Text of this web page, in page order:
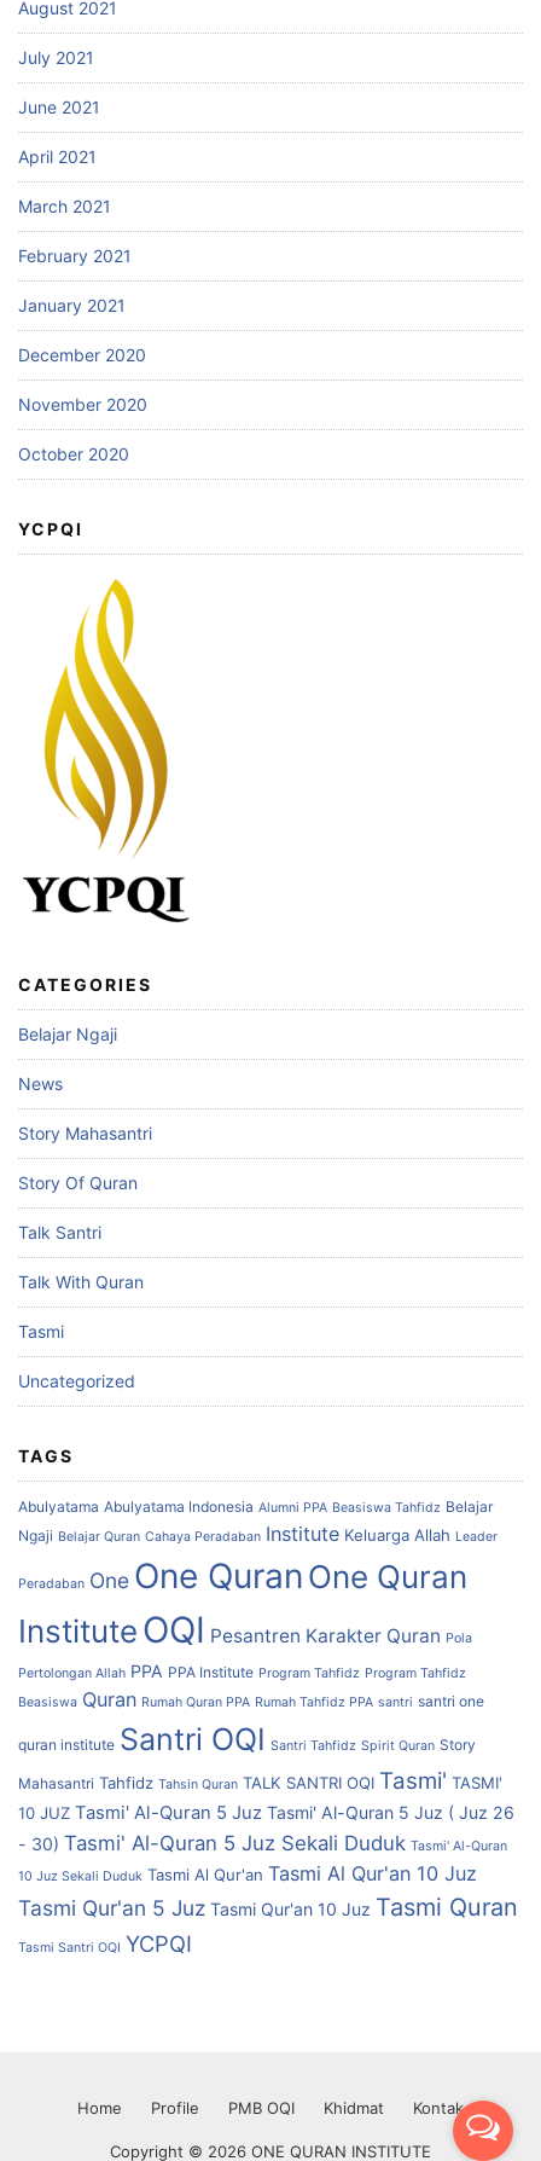
August 2021
July 2021
June 2021
April 2021
March 2021
February 2021
January 2021
December 2020
November 2020
October 2020
YCPQI
CATEGORIES
Belajar Ngaji
News
Story Mahasantri
Story Of Quran
Talk Santri
Talk With Quran
Tasmi
Uncategorized
TAGS
Abulyatama Abulyatama Indonesia Alumni PPA Beasiswa Tahfidz Belajar
Ngaji Belajar Quran Cahaya Peradaban Institute Keluarga Allah Leader
Peradaban One One QuranOne Quran
InstituteOQI Pesantren Karakter Quran Pola
Pertolongan Allah PPA PPA Institute Program Tahfidz Program Tahfidz
Beasiswa Quran Rumah Quran PPA Rumah Tahfidz PPA santri santri one
quran institute Santri OQI Santri Tahfidz Spirit Quran Story
Mahasantri Tahfidz Tahsin Quran TALK SANTRI OQI Tasmi' TASMI'
10 JUZ Tasmi' Al-Quran 5 Juz Tasmi' Al-Quran 5 Juz ( Juz 26
- 30) Tasmi' Al-Quran 5 Juz Sekali Duduk Tasmi' Al-Quran
10 Juz Sekali Duduk Tasmi Al Qur'an Tasmi Al Qur'an 10 Juz
Tasmi Qur'an 5 Juz Tasmi Qur'an 10 Juz Tasmi Quran
Tasmi Santri OQI YCPQI
Home Profile PMB OQI Khidmat Kontak
Copyright © 2026 ONE QURAN INSTITUTE